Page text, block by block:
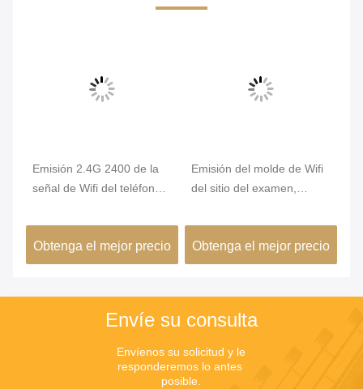
Emisión 2.4G 2400 de la
señal de Wifi del teléfono
grande de interferencia
Obtenga el mejor precio
Emisión del molde de Wifi
del sitio del examen,
teléfono celular atasco de
360 grados
Obtenga el mejor precio
Envíe su consulta
Envíenos su solicitud y le
responderemos lo antes
posible.